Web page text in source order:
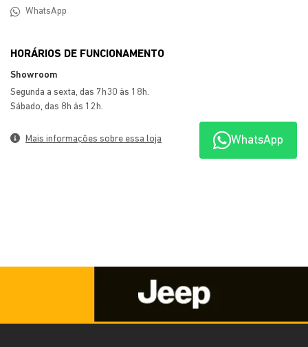
WhatsApp
HORÁRIOS DE FUNCIONAMENTO
Showroom
Segunda a sexta, das 7h30 às 18h.
Sábado, das 8h às 12h.
Mais informações sobre essa loja WhatsApp